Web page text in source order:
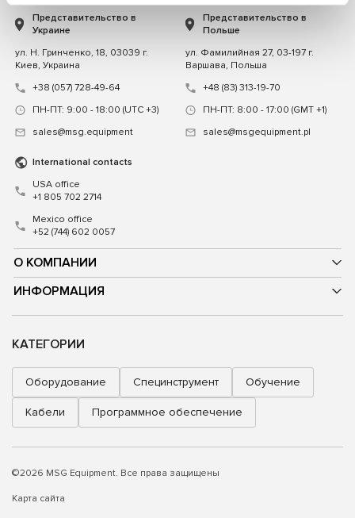
О КОМПАНИИ
ИНФОРМАЦИЯ
Представительство в
Украине
ул. Н. Гринченко, 18, 03039 г.
Киев, Украина
+38 (057) 728-49-64
ПН-ПТ: 9:00 - 18:00 (UTC +3)
sales@msg.equipment
Представительство в
Польше
ул. Фамилийная 27, 03-197 г.
Варшава, Польша
+48 (83) 313-19-70
ПН-ПТ: 8:00 - 17:00 (GMT +1)
sales@msgequipment.pl
International contacts
USA office
+1 805 702 2714
Mexico office
+52 (744) 602 0057
КАТЕГОРИИ
Оборудование Специнструмент Обучение
Кабели Программное обеспечение
©2026 MSG Equipment. Все права защищены
Карта сайта